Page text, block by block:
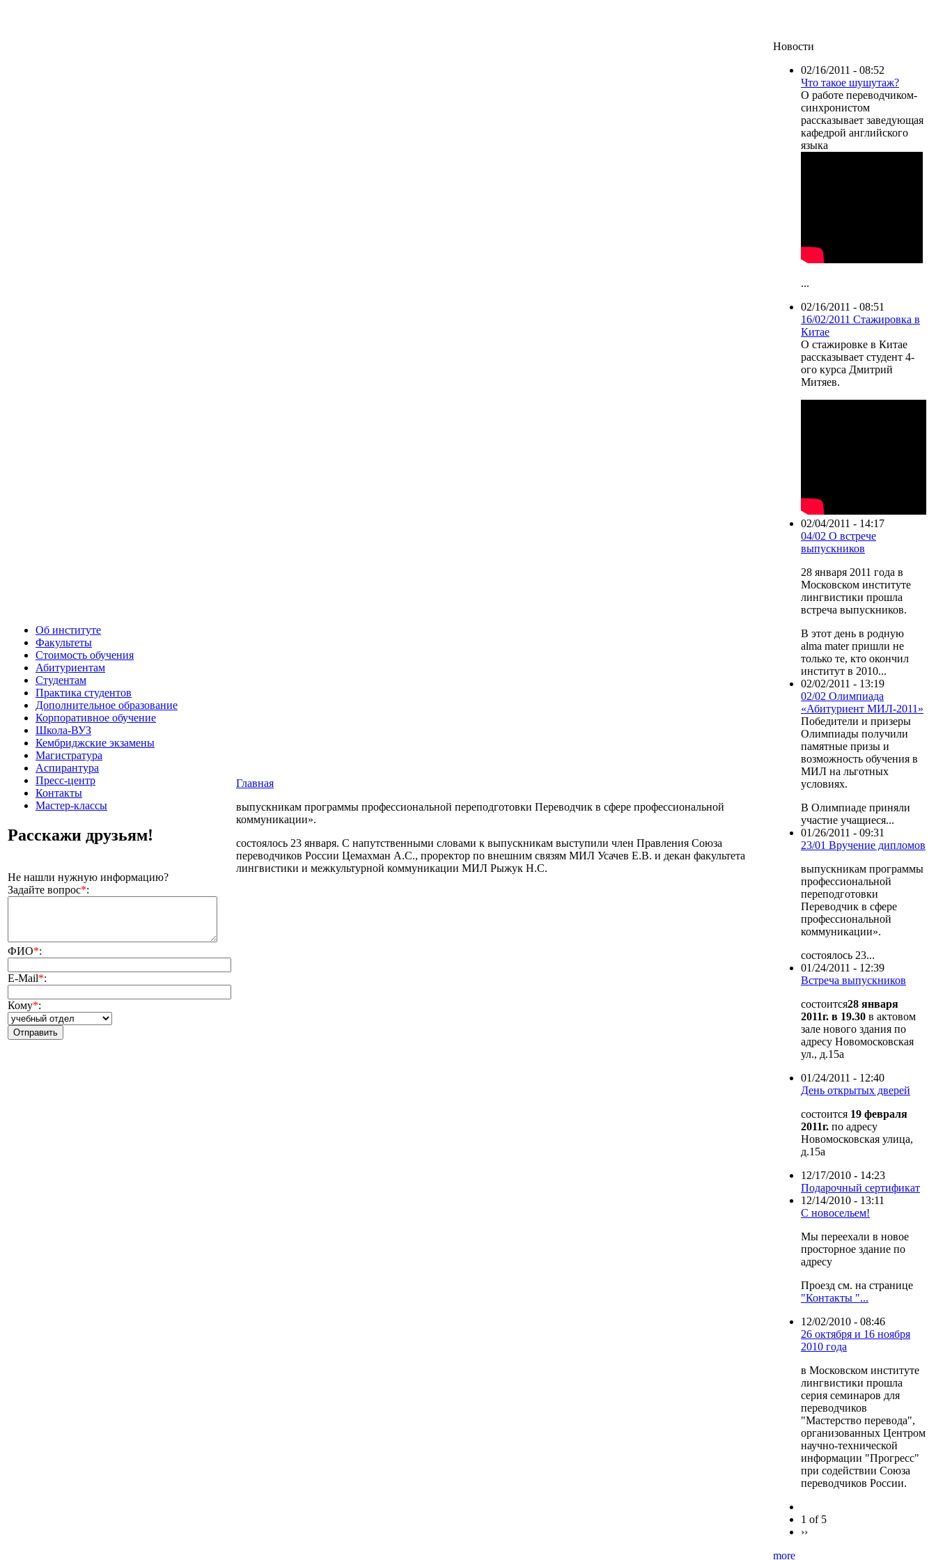
Об институте
Факультеты
Стоимость обучения
Абитуриентам
Студентам
Практика студентов
Дополнительное образование
Корпоративное обучение
Школа-ВУЗ
Кембриджские экзамены
Магистратура
Аспирантура
Пресс-центр
Контакты
Мастер-классы
Расскажи друзьям!
Не нашли нужную информацию?
Задайте вопрос*:
ФИО*:
E-Mail*:
Кому*:
Главная
выпускникам программы профессиональной переподготовки Переводчик в сфере профессиональной
коммуникации».
состоялось 23 января. С напутственными словами к выпускникам выступили член Правления Союза
переводчиков России Цемахман А.С., проректор по внешним связям МИЛ Усачев Е.В. и декан факультета
лингвистики и межкультурной коммуникации МИЛ Рыжук Н.С.
Новости
02/16/2011 - 08:52
Что такое шушутаж?
О работе переводчиком-
синхронистом
рассказывает заведующая
кафедрой английского
языка
...
02/16/2011 - 08:51
16/02/2011 Стажировка в
Китае
О стажировке в Китае
рассказывает студент 4-
ого курса Дмитрий
Митяев.
02/04/2011 - 14:17
04/02 О встрече
выпускников
28 января 2011 года в
Московском институте
лингвистики прошла
встреча выпускников.
В этот день в родную
alma mater пришли не
только те, кто окончил
институт в 2010...
02/02/2011 - 13:19
02/02 Олимпиада
«Абитуриент МИЛ-2011»
Победители и призеры
Олимпиады получили
памятные призы и
возможность обучения в
МИЛ на льготных
условиях.
В Олимпиаде приняли
участие учащиеся...
01/26/2011 - 09:31
23/01 Вручение дипломов
выпускникам программы
профессиональной
переподготовки
Переводчик в сфере
профессиональной
коммуникации».
состоялось 23...
01/24/2011 - 12:39
Встреча выпускников
состоится28 января
2011г. в 19.30 в актовом
зале нового здания по
адресу Новомосковская
ул., д.15а
01/24/2011 - 12:40
День открытых дверей
состоится 19 февраля
2011г. по адресу
Новомосковская улица,
д.15а
12/17/2010 - 14:23
Подарочный сертификат
12/14/2010 - 13:11
С новосельем!
Мы переехали в новое
просторное здание по
адресу
Проезд см. на странице
"Контакты "...
12/02/2010 - 08:46
26 октября и 16 ноября
2010 года
в Московском институте
лингвистики прошла
серия семинаров для
переводчиков
"Мастерство перевода",
организованных Центром
научно-технической
информации "Прогресс"
при содействии Союза
переводчиков России.
1 of 5
››
more